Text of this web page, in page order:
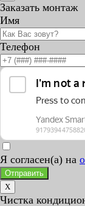
Заказать монтаж
Имя
Телефон
Я согласен(а) на
Отправить
X
Чистка